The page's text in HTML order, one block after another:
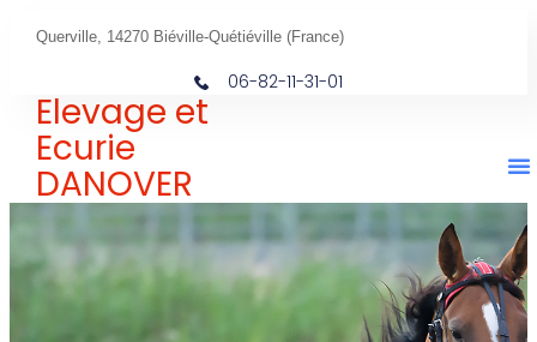
Querville, 14270 Biéville-Quétiéville (France)
06-82-11-31-01
Elevage et
Ecurie
DANOVER